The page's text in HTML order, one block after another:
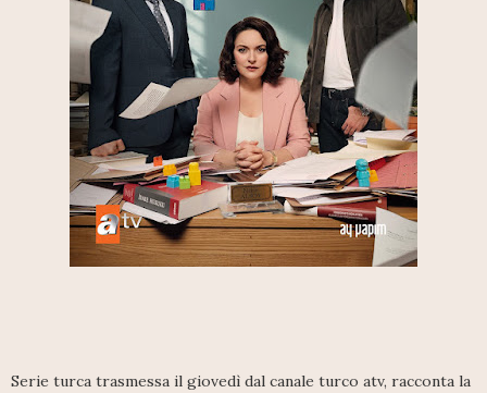
Serie turca trasmessa il giovedì dal canale turco atv, racconta la